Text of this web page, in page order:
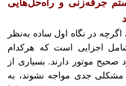
جرقه‌زنی و راه‌حل‌هایی
در نگاه اول ساده به‌نظر
اجزایی است که هرکدام
موتور دارند. بسیاری از
مشکلی جدی مواجه نشوند، به